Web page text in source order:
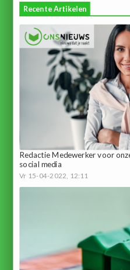
Recente Artikelen
Redactie Medewerker voor
social media
Vr 15-04-2022, 12:11